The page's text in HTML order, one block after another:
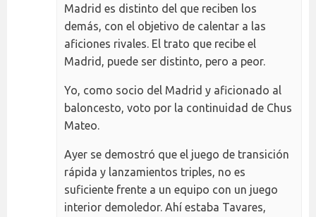
Madrid es distinto del que reciben los
demás, con el objetivo de calentar a las
aficiones rivales. El trato que recibe el
Madrid, puede ser distinto, pero a peor.
Yo, como socio del Madrid y aficionado al
baloncesto, voto por la continuidad de Chus
Mateo.
Ayer se demostró que el juego de transición
rápida y lanzamientos triples, no es
suficiente frente a un equipo con un juego
interior demoledor. Ahí estaba Tavares,